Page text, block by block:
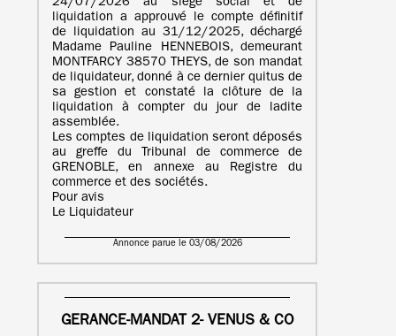
24/07/2026 au siège social et de
liquidation a approuvé le compte définitif
de liquidation au 31/12/2025, déchargé
Madame Pauline HENNEBOIS, demeurant
MONTFARCY 38570 THEYS, de son mandat
de liquidateur, donné à ce dernier quitus de
sa gestion et constaté la clôture de la
liquidation à compter du jour de ladite
assemblée.
Les comptes de liquidation seront déposés
au greffe du Tribunal de commerce de
GRENOBLE, en annexe au Registre du
commerce et des sociétés.
Pour avis
Le Liquidateur
Annonce parue le 03/08/2026
GERANCE-MANDAT 2- VENUS & CO